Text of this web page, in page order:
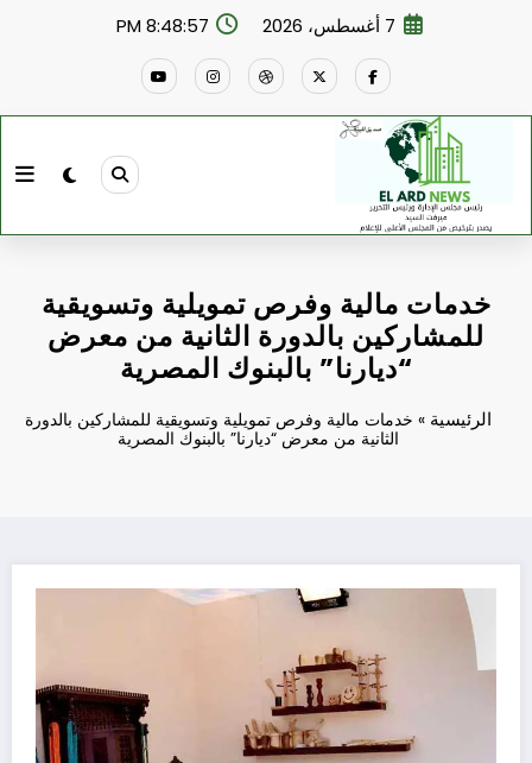
7 أغسطس، 2026 8:48:58 PM
خدمات مالية وفرص تمويلية وتسويقية
للمشاركين بالدورة الثانية من معرض
“ديارنا” بالبنوك المصرية
الرئيسية » خدمات مالية وفرص تمويلية وتسويقية للمشاركين بالدورة
الثانية من معرض “ديارنا” بالبنوك المصرية